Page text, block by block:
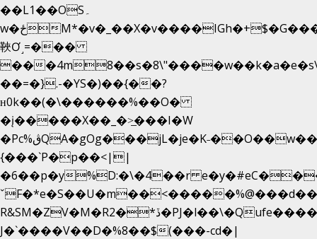
��L1��OS۔
w�ځM*�v�_��X�v����IGh�+$�G���]e�`�I�n��YzeU('Lr�2���l�Tnx��hm�B��,�,�E��_��ֲ
䩡Ơ˼=���
��
��=�}.-�YS�)��{��?
ʜ0k��(�\������%��O�
�į�����X��_�>̲���I�W
�Pc%ڨQA�gOg���jL�je�K˗��O��w��m��)��_��Rߊu>
{���`P�p��<||
�6��p�y%D:�\�4��r
R&SM�ZV�M�R2�*ڏ�PJ�l��\�Qufe����<�l���
J�`����V��D�%8��$(���-cd�|